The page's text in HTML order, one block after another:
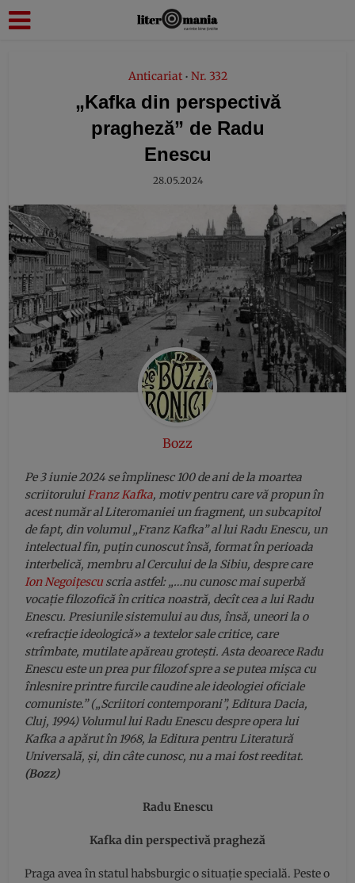
Anticariat • Nr. 332
„Kafka din perspectivă
pragheză” de Radu
Enescu
28.05.2024
Bozz
Pe 3 iunie 2024 se împlinesc 100 de ani de la moartea
scriitoruluiFranz Kafka, motiv pentru care vă propun în
acest număr al Literomaniei un fragment, un subcapitol
de fapt, din volumul „Franz Kafka” al lui Radu Enescu, un
intelectual fin, puțin cunoscut însă, format în perioada
interbelică, membru al Cercului de la Sibiu, despre care
Ion Negoițescuscria astfel: „…nu cunosc mai superbă
vocație filozofică în critica noastră, decît cea a lui Radu
Enescu. Presiunile sistemului au dus, însă, uneori la o
«refracție ideologică» a textelor sale critice, care
strîmbate, mutilate apăreau grotești. Asta deoarece Radu
Enescu este un prea pur filozof spre a se putea mișca cu
înlesnire printre furcile caudine ale ideologiei oficiale
comuniste.” („Scriitori contemporani”, Editura Dacia,
Cluj, 1994) Volumul lui Radu Enescu despre opera lui
Kafka a apărut în 1968, la Editura pentru Literatură
Universală, și, din câte cunosc, nu a mai fost reeditat.
(Bozz)
Radu Enescu
Kafka din perspectivă pragheză
Praga avea în statul habsburgic o situație specială. Peste o
modal-check